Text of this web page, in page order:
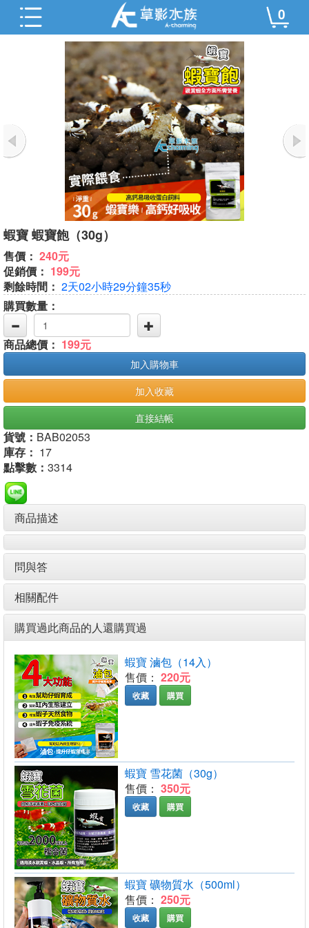
0
蝦寶 蝦寶飽（30g）
售價： 240元
促銷價： 199元
剩餘時間： 2天02小時29分鐘35秒
購買數量：
商品總價： 199元
加入購物車
加入收藏
直接結帳
貨號： BAB02053
庫存： 17
點擊數： 3314
商品描述
問與答
相關配件
購買過此商品的人還購買過
蝦寶 滷包（14入）
售價： 220元
收藏 購買
蝦寶 雪花菌（30g）
售價： 350元
收藏 購買
蝦寶 礦物質水（500ml）
售價： 250元
收藏 購買